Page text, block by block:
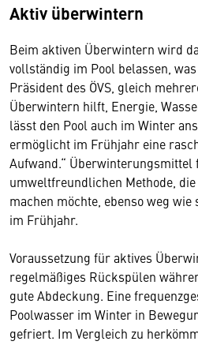
Aktiv überwintern
Beim aktiven Überwintern wird
vollständig im Pool belassen,
Präsident des ÖVS, gleich
Überwintern hilft, Energie,
lässt den Pool auch im Winter
ermöglicht im Frühjahr eine
Aufwand.“ Überwinterungsmittel
umweltfreundlichen Methode,
machen möchte, ebenso weg
im Frühjahr.
Voraussetzung für aktives
regelmäßiges Rückspülen
gute Abdeckung. Eine
Poolwasser im Winter in
gefriert. Im Vergleich zu